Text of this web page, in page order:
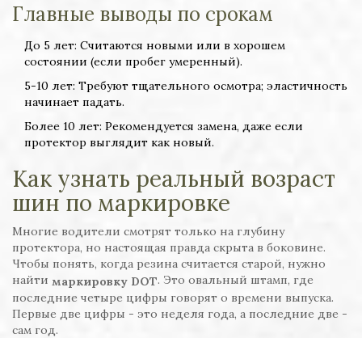
Главные выводы по срокам
До 5 лет: Считаются новыми или в хорошем
состоянии (если пробег умеренный).
5-10 лет: Требуют тщательного осмотра; эластичность
начинает падать.
Более 10 лет: Рекомендуется замена, даже если
протектор выглядит как новый.
Как узнать реальный возраст
шин по маркировке
Многие водители смотрят только на глубину
протектора, но настоящая правда скрыта в боковине.
Чтобы понять, когда резина считается старой, нужно
найти маркировку DOT. Это овальный штамп, где
последние четыре цифры говорят о времени выпуска.
Первые две цифры - это неделя года, а последние две -
сам год.